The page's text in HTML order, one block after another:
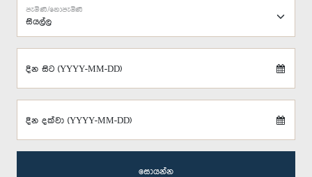
පැමිණි/නොපැමිණි
දින සිට (YYYY-MM-DD)
දින දක්වා (YYYY-MM-DD)
සොයන්න